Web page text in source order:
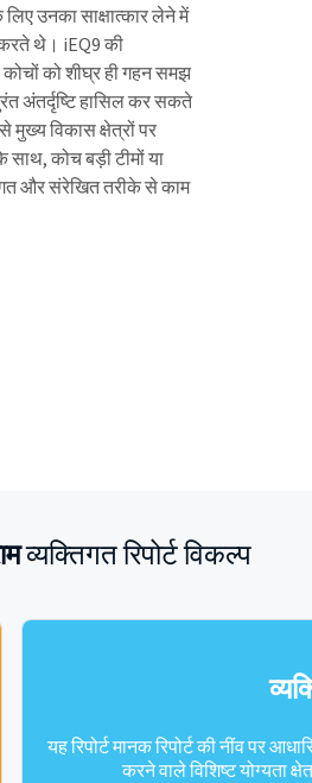
उनका साक्षात्कार लेने में
थे। iEQ9 की
को शीघ्र ही गहन समझ
अंतर्दृष्टि हासिल कर सकते
मुख्य विकास क्षेत्रों पर
कोच बड़ी टीमों या
और संरेखित तरीके से काम
व्यक्तिगत रिपोर्ट विकल्प
यह रिपोर्ट मानक रिपोर्ट की नींव पर
करने वाले विशिष्ट योग्यता